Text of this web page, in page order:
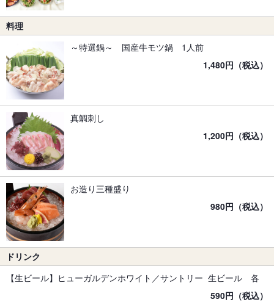
料理
～特選鍋～ 国産牛モツ鍋 1人前
1,480円（税込）
真鯛刺し
1,200円（税込）
お造り三種盛り
980円（税込）
ドリンク
【生ビール】ヒューガルデンホワイト／サントリー 生ビール 各
590円（税込）